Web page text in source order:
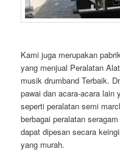
Kami juga merupakan
yang menjual Peralatan
musik drumband Terbaik.
pawai dan acara-acara lain
seperti peralatan semi
berbagai peralatan
dapat dipesan secara
yang murah.